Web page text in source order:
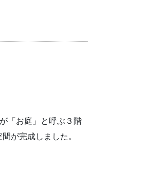
「お庭」と呼ぶ３階
が完成しました。